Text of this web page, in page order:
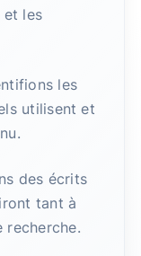
et les
les
utilisent et
des écrits
tant à
recherche.